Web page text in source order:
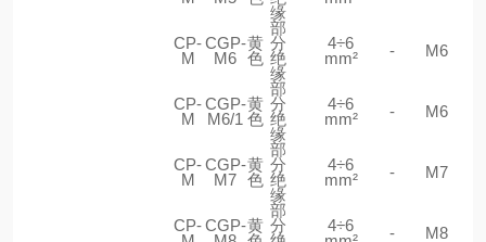
缘
CP-
M
CGP-
M6
黄
色
部
分
绝
缘
4÷6
mm²
- M6
CP-
M
CGP-
M6/1
黄
色
部
分
绝
缘
4÷6
mm²
- M6
CP-
M
CGP-
M7
黄
色
部
分
绝
缘
4÷6
mm²
- M7
CP-CGP-黄
部
分
4÷6
- M8